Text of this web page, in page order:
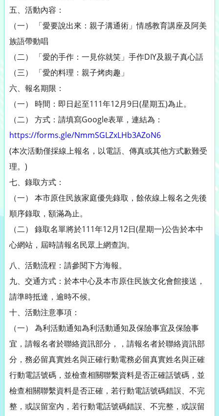
五、活動內容：
（一） 「愛要說出來：親子溝通術」情感教育講座及阿美
族語帶動唱
（二） 「愛的手作：一見你就笑」手作DIY及親子真心話
（三） 「愛的料理：親子烤肉趣」
六、報名期限：
（一） 時間：即日起至111年12月9日(星期五)為止。
（二） 方式：請填寫Google表單，連結為：
https://forms.gle/NmmSGLZxLHb3AZoN6
(本次活動僅採線上報名，以電話、傳真或其他方式歉難受
理。)
七、錄取方式：
（一） 本市原住民族家庭優先錄取，餘依線上報名之先後
順序錄取，額滿為止。
（二） 錄取名單將於111年12月12日(星期一)公告於本中
心網站，屆時請報名民眾上網查詢。
八、活動流程：請參閱下方海報。
九、交通方式：於本中心及本市原住民族文化會館接送，
請準時抵達，逾時不候。
十、活動注意事項：
（一） 為利活動通知為利活動通知及保險事宜及保險事
宜，請報名者於聯絡資訊部分，，請報名者於聯絡資訊部
分，務必留真實姓名與正確行動電務必留真實姓名與正確
行動電話號碼，並檢查相關聯繫資料是否正確話號碼，並
檢查相關聯繫資料是否正確，若行動電話號碼錯誤、不完
整，或誤留室內，若行動電話號碼錯誤、不完整，或誤留